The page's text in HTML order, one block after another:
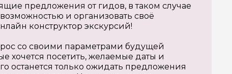
предложения от гидов, в таком случае
и организовать своё
конструктор экскурсий!
со своими параметрами будущей
хочется посетить, желаемые даты и
останется только ожидать предложения